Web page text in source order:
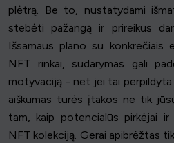
plėtrą. Be to, nustatydami
stebėti pažangą ir prireikus
Išsamaus plano su konkrečiais
NFT rinkai, sudarymas gali
motyvaciją - net jei tai perpildyta
aiškumas turės įtakos ne tik
tam, kaip potencialūs pirkėjai ir
NFT kolekciją. Gerai apibrėžtas